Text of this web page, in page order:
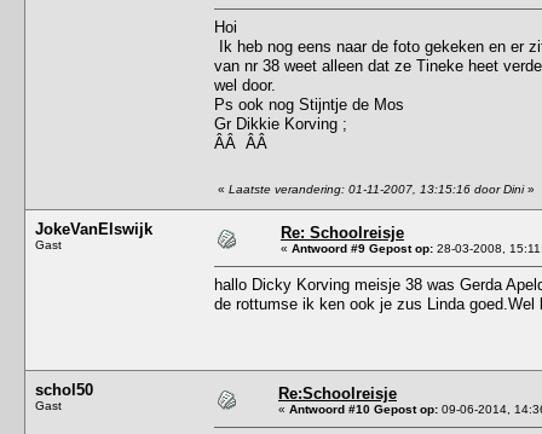
Hoi
Ik heb nog eens naar de foto gekeken en er
van nr 38 weet alleen dat ze Tineke heet
wel door.
Ps ook nog Stijntje de Mos
Gr Dikkie Korving ;
ÂÂ ÂÂ
« Laatste verandering: 01-11-2007, 13:15:16 door Dini»
JokeVanElswijk
Gast
Re: Schoolreisje
« Antwoord #9 Gepost op: 28-03-2008,
hallo Dicky Korving meisje 38 was Gerda
de rottumse ik ken ook je zus Linda
schol50
Gast
Re:Schoolreisje
« Antwoord #10 Gepost op: 09-06-2014,